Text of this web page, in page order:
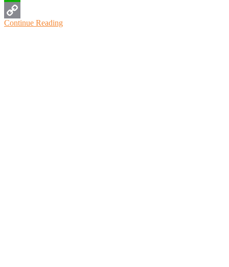
WhatsApp
Copy
Continue Reading